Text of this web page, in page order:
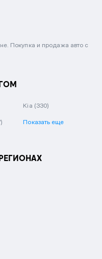
Покупка и продажа авто с
Kia (330)
Показать еще